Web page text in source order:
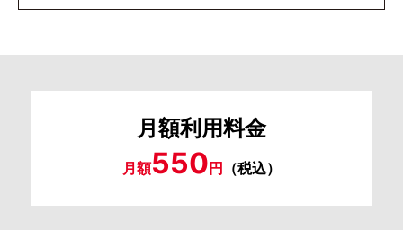
月額利用料金
月額550円 （税込）